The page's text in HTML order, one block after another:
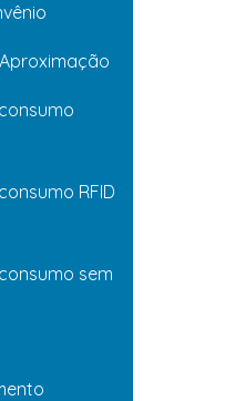
RFID
sem